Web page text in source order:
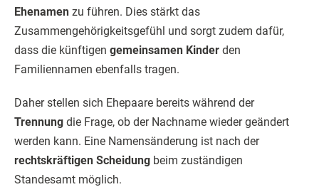
Ehenamen zu führen. Dies stärkt das
Zusammengehörigkeitsgefühl und sorgt zudem dafür,
dass die künftigen gemeinsamen Kinder den
Familiennamen ebenfalls tragen.
Daher stellen sich Ehepaare bereits während der
Trennung die Frage, ob der Nachname wieder geändert
werden kann. Eine Namensänderung ist nach der
rechtskräftigen Scheidung beim zuständigen
Standesamt möglich.